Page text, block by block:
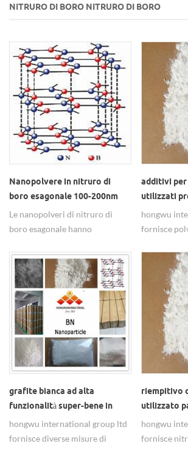
NITRURO DI BORO NITRURO DI BORO
Nanopolvere in nitruro di
boro esagonale 100-200nm
Le nanopolveri di nitruro di
boro esagonale hanno
sub-micron, dimensioni micron,
ampiamente utilizzate nei
materiali ceramici.
additivi
utilizzati
polvere di
hongwu
fornisce
in 100-
5-6um.
materiali
polvere
mateirals
prezzo
servizio.
grafite bianca ad alta
funzionalità super-bene in
polvere hbn
hongwu international group ltd
fornisce diverse misure di
riempitivo
utilizzato
di boro
hongwu
fornisce